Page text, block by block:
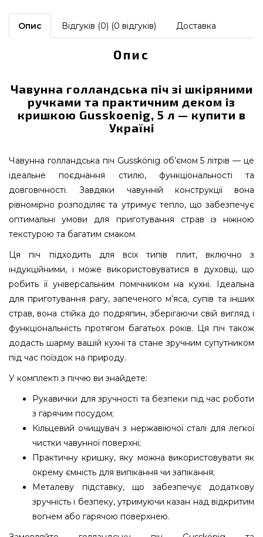
Опис Відгуків (0) (0 відгуків) Доставка
Опис
Чавунна голландська піч зі шкіряними
ручками та практичним деком із
кришкою Gusskoenig, 5 л — купити в
Україні
Чавунна голландська піч Gusskönig об’ємом 5 літрів — це
ідеальне поєднання стилю, функціональності та
довговічності. Завдяки чавунній конструкції вона
рівномірно розподіляє та утримує тепло, що забезпечує
оптимальні умови для приготування страв із ніжною
текстурою та багатим смаком.
Ця піч підходить для всіх типів плит, включно з
індукційними, і може використовуватися в духовці, що
робить її універсальним помічником на кухні. Ідеальна
для приготування рагу, запеченого м’яса, супів та інших
страв, вона стійка до подряпин, зберігаючи свій вигляд і
функціональність протягом багатьох років. Ця піч також
додасть шарму вашій кухні та стане зручним супутником
під час поїздок на природу.
У комплекті з піччю ви знайдете:
Рукавички для зручності та безпеки під час роботи
з гарячим посудом;
Кільцевий очищувач з нержавіючої сталі для легкої
чистки чавунної поверхні;
Практичну кришку, яку можна використовувати як
окрему ємність для випікання чи запікання;
Металеву підставку, що забезпечує додаткову
зручність і безпеку, утримуючи казан над відкритим
вогнем або гарячою поверхнею.